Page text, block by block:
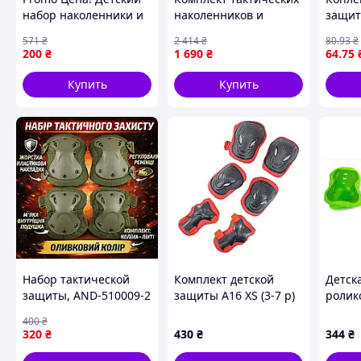
Похожие товары по характеристикам
набор наколенники и
0649(Orange) - только
на ZaGrosh.com.ua
200 ₴
571₴
Купить
наколенников и
защитные военные
Черные
1 690 ₴
2 414₴
Купить
64.75
80.93₴
Набор тактической
защиты, AND-510009-2
налокотники
320 ₴
400₴
Комплект детской
защиты А16 XS (3-7 р)
(G0002694)
430 ₴
344 ₴